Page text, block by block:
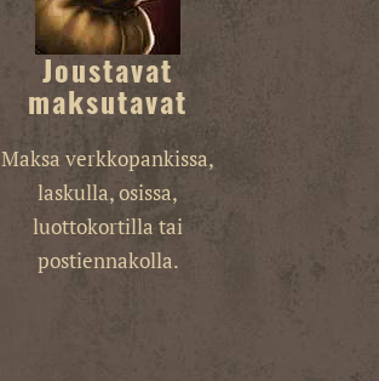
Joustavat
maksutavat
Maksa verkkopankissa,
laskulla, osissa,
luottokortilla tai
postiennakolla.